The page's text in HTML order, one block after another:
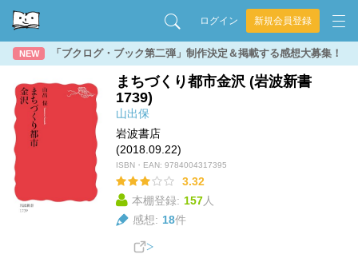
ログイン 新規会員登録
NEW 「ブクログ・ブック第二弾」制作決定＆掲載する感想大募集！
まちづくり都市金沢 (岩波新書
1739)
山出保
岩波書店
(2018.09.22)
ISBN・EAN: 9784004317395
3.32
本棚登録: 157人
感想: 18件